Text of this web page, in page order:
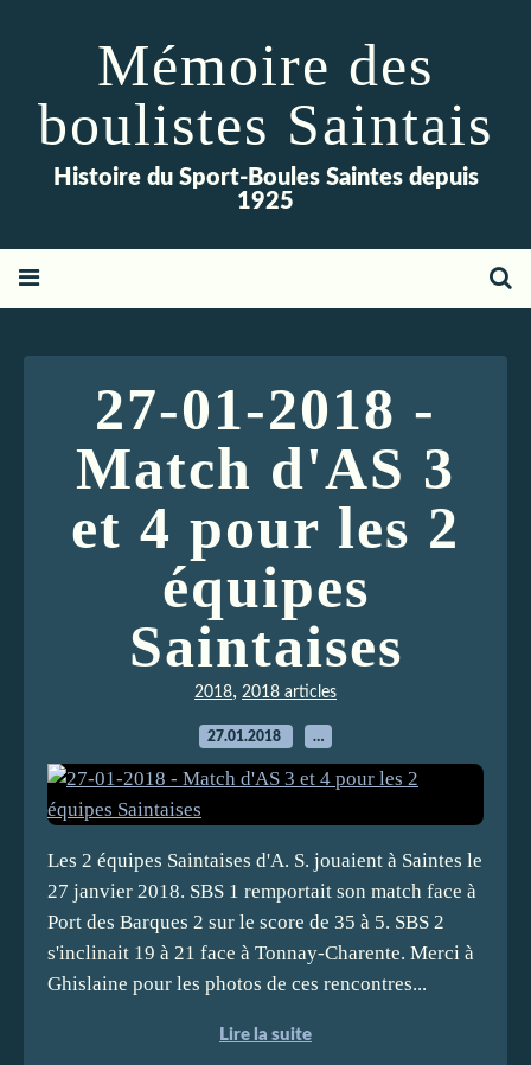
Mémoire des
boulistes Saintais
Histoire du Sport-Boules Saintes depuis
1925
27-01-2018 -
Match d'AS 3
et 4 pour les 2
équipes
Saintaises
2018, 2018 articles
27.01.2018 …
Les 2 équipes Saintaises d'A. S. jouaient à Saintes le
27 janvier 2018. SBS 1 remportait son match face à
Port des Barques 2 sur le score de 35 à 5. SBS 2
s'inclinait 19 à 21 face à Tonnay-Charente. Merci à
Ghislaine pour les photos de ces rencontres...
Lire la suite